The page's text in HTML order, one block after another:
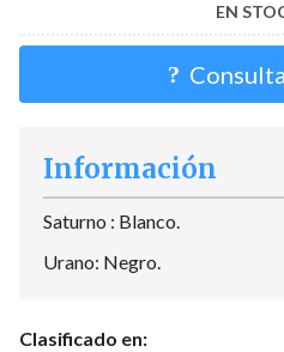
EN
Información
Saturno : Blanco.
Urano: Negro.
Clasificado en: